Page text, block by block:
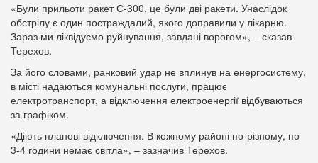
«Були прильоти ракет С-300, це були дві ракети. Унаслідок
обстрілу є один постраждалий, якого доправили у лікарню.
Зараз ми ліквідуємо руйнування, завдані ворогом», – сказав
Терехов.
За його словами, ранковий удар не вплинув на енергосистему,
в місті надаються комунальні послуги, працює
електротранспорт, а відключення електроенергії відбуваються
за графіком.
«Діють планові відключення. В кожному районі по-різному, по
3-4 години немає світла», – зазначив Терехов.